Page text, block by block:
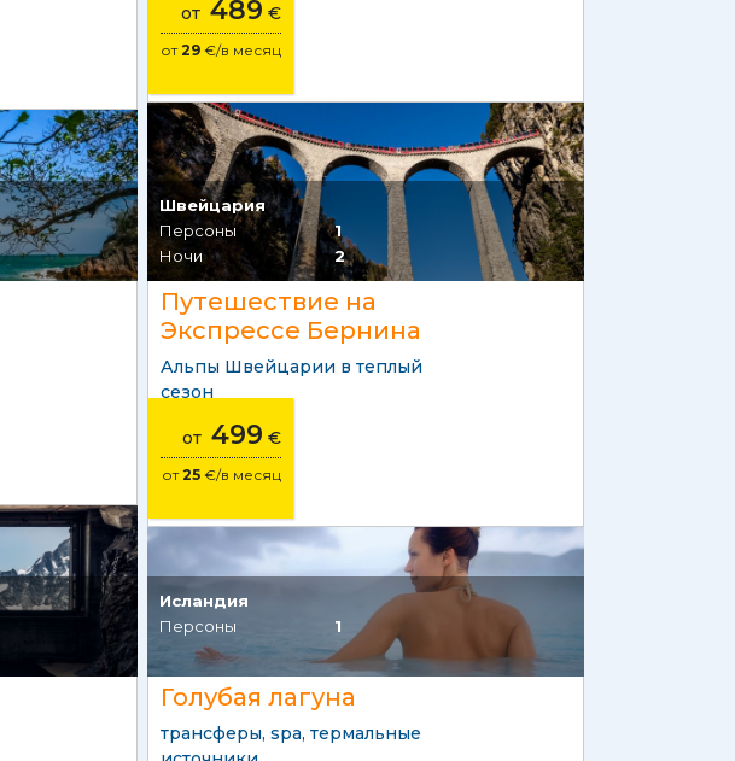
от 489 €
от29€/в месяц
Швейцария
Персоны
1
Ночи
2
Путешествие на
Экспрессе Бернина
Альпы Швейцарии в теплый
сезон
от 499 €
от25€/в месяц
Исландия
Персоны
1
Голубая лагуна
трансферы, spa, термальные